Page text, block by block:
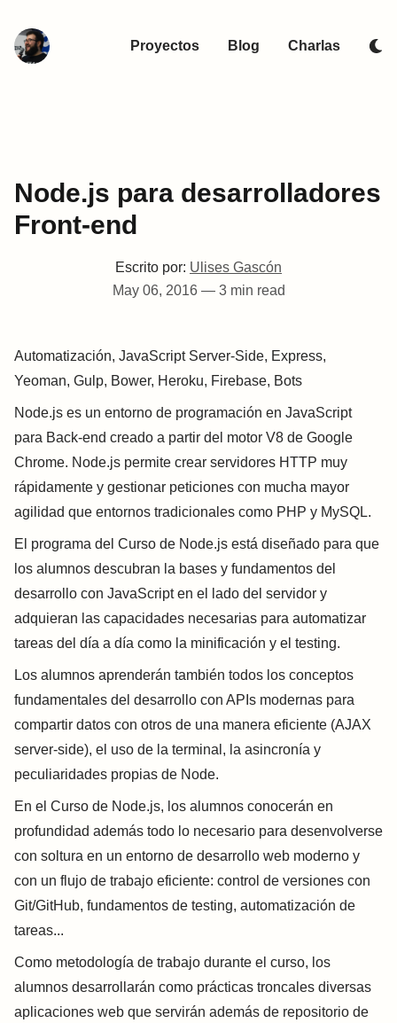
Proyectos Blog Charlas
Node.js para desarrolladores
Front-end
Escrito por: Ulises Gascón
May 06, 2016— 3 min read
Automatización, JavaScript Server-Side, Express,
Yeoman, Gulp, Bower, Heroku, Firebase, Bots
Node.js es un entorno de programación en JavaScript
para Back-end creado a partir del motor V8 de Google
Chrome. Node.js permite crear servidores HTTP muy
rápidamente y gestionar peticiones con mucha mayor
agilidad que entornos tradicionales como PHP y MySQL.
El programa del Curso de Node.js está diseñado para que
los alumnos descubran la bases y fundamentos del
desarrollo con JavaScript en el lado del servidor y
adquieran las capacidades necesarias para automatizar
tareas del día a día como la minificación y el testing.
Los alumnos aprenderán también todos los conceptos
fundamentales del desarrollo con APIs modernas para
compartir datos con otros de una manera eficiente (AJAX
server-side), el uso de la terminal, la asincronía y
peculiaridades propias de Node.
En el Curso de Node.js, los alumnos conocerán en
profundidad además todo lo necesario para desenvolverse
con soltura en un entorno de desarrollo web moderno y
con un flujo de trabajo eficiente: control de versiones con
Git/GitHub, fundamentos de testing, automatización de
tareas...
Como metodología de trabajo durante el curso, los
alumnos desarrollarán como prácticas troncales diversas
aplicaciones web que servirán además de repositorio de